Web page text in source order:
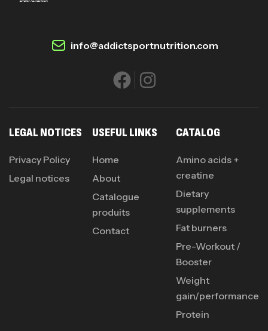
info@addictsportnutrition.com
LEGAL NOTICES
Privacy Policy
Legal notices
USEFUL LINKS
Home
About
Catalogue
produits
Contact
CATALOG
Amino acids +
creatine
Dietary
supplements
Fat burners
Pre-Workout /
Booster
Weight
gain/performance
Protein